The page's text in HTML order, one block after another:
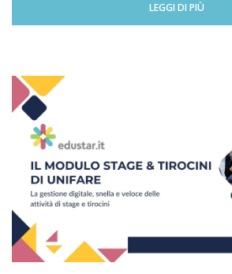
LEGGI DI PIÙ